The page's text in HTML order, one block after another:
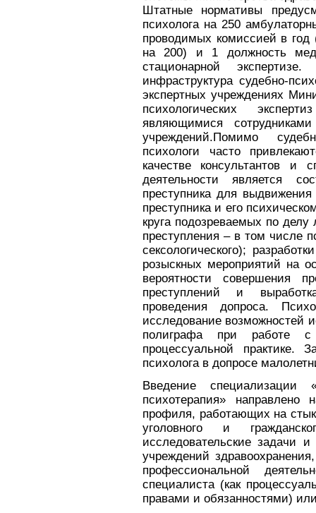
Штатные нормативы
психолога на 250
проводимых комиссией в год
на 200) и 1 должность
стационарной
инфраструктура судебно-
экспертных учреждениях
психологических
являющимися сотрудниками
учреждений.Помимо
психологи часто
качестве консультантов и
деятельности является
преступника для выдвижения
преступника и его
круга подозреваемых по
преступления – в том числе
сексологического);
розыскных мероприятий на
вероятности совершения
преступлений и
проведения допроса.
исследование возможностей
полиграфа при работе
процессуальной практике.
психолога в допросе
Введение специализации
психотерапия» направлено
профиля, работающих на
уголовного и
исследовательские задачи
учреждений
профессиональной
специалиста (как
правами и обязанностями)